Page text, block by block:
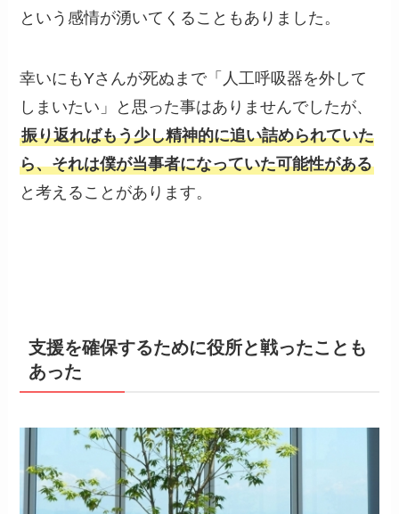
という感情が湧いてくることもありました。
幸いにもYさんが死ぬまで「人工呼吸器を外して
しまいたい」と思った事はありませんでしたが、
振り返ればもう少し精神的に追い詰められていた
ら、それは僕が当事者になっていた可能性がある
と考えることがあります。
支援を確保するために役所と戦ったことも
あった